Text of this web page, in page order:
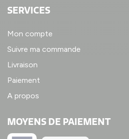
SERVICES
Mon compte
Suivre ma commande
Livraison
Paiement
A propos
MOYENS DE PAIEMENT